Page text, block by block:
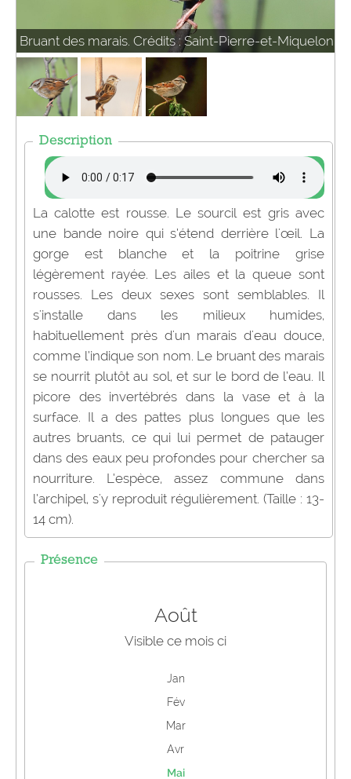
Bruant des marais. Crédits : Saint-Pierre-et-Miquelon
Description
La calotte est rousse. Le sourcil est gris avec
une bande noire qui s’étend derrière l'œil. La
gorge est blanche et la poitrine grise
légèrement rayée. Les ailes et la queue sont
rousses. Les deux sexes sont semblables. Il
s'installe dans les milieux humides,
habituellement près d'un marais d'eau douce,
comme l’indique son nom. Le bruant des marais
se nourrit plutôt au sol, et sur le bord de l’eau. Il
picore des invertébrés dans la vase et à la
surface. Il a des pattes plus longues que les
autres bruants, ce qui lui permet de patauger
dans des eaux peu profondes pour chercher sa
nourriture. L’espèce, assez commune dans
l’archipel, s'y reproduit régulièrement. (Taille : 13-
14 cm).
Présence
Août
Visible ce mois ci
Jan
Fév
Mar
Avr
Mai